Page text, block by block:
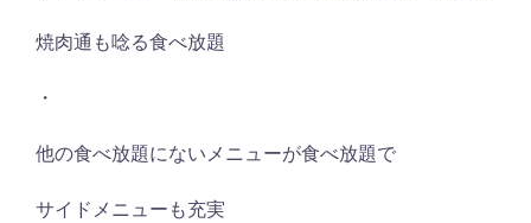
焼肉通も唸る食べ放題
・
他の食べ放題にないメニューが食べ放題で
サイドメニューも充実